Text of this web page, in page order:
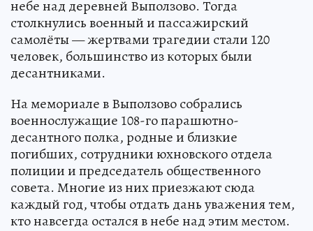
небе над деревней Выползово. Тогда
столкнулись военный и пассажирский
самолёты — жертвами трагедии стали 120
человек, большинство из которых были
десантниками.
На мемориале в Выползово собрались
военнослужащие 108-го парашютно-
десантного полка, родные и близкие
погибших, сотрудники юхновского отдела
полиции и председатель общественного
совета. Многие из них приезжают сюда
каждый год, чтобы отдать дань уважения тем,
кто навсегда остался в небе над этим местом.